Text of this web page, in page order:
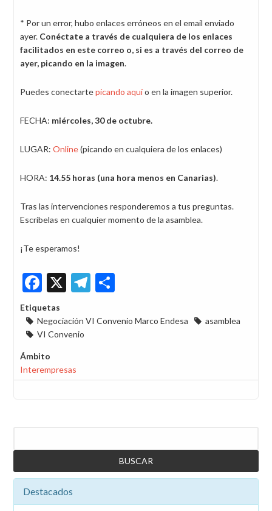
* Por un error, hubo enlaces erróneos en el email enviado
ayer. Conéctate a través de cualquiera de los enlaces
facilitados en este correo o, si es a través del correo de
ayer, picando en la imagen.
Puedes conectartepicando aquío en la imagen superior.
FECHA: miércoles, 30 de octubre.
LUGAR: Online(picando en cualquiera de los enlaces)
HORA: 14.55 horas (una hora menos en Canarias).
Tras las intervenciones responderemos a tus preguntas.
Escríbelas en cualquier momento de la asamblea.
¡Te esperamos!
Facebook
X Telegram
Etiquetas
Negociación VI Convenio Marco Endesa
asamblea
VI Convenio
Ámbito
Interempresas
Destacados